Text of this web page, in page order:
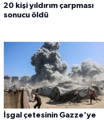
20 kişi yıldırım çarpması
sonucu öldü
İşgal çetesinin Gazze'ye